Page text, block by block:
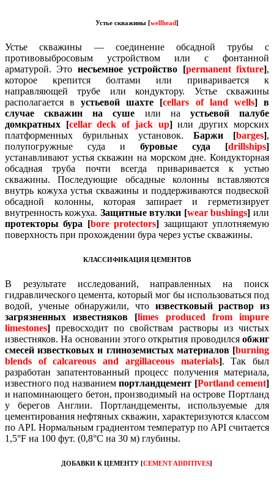
Устье скважины [wellhead]
Устье скважины — соединение обсадной трубы с
противовыбросовым устройством или с фонтанной
арматурой.Это несъемное устройство [permanent fixture],
которое крепится болтами или приваривается к
направляющей трубе или кондуктору. Устье скважины
располагается вустьевой шахте [cellars of land wells] в
случае скважин на суше или на устьевой палубе
домкратных [cellar deck of jack up]или других морских
платформенных бурильных установок. Баржи [barges],
полупогружные суда и буровые суда [drillships]
устанавливают устья скважин на морском дне. Кондукторная
обсадная труба почти всегда приваривается к устью
скважины.Последующие обсадные колонны вставляются
внутрь кожуха устья скважины и поддерживаются подвеской
обсадной колонны, которая запирает и герметизирует
внутренность кожуха. Защитные втулки [wear bushings] или
протекторы бура [bore protectors] защищают уплотняемую
поверхность при прохождении бура через устье скважины.
КЛАССИФИКАЦИЯ ЦЕМЕНТОВ
В результате исследований, направленных на поиск
гидравлического цемента, который мог бы использоваться под
водой, ученые обнаружили, что известковый раствор из
загрязненных известняков [limes produced from impure
limestones] превосходит по свойствам растворы из чистых
известняков.На основании этого открытия проводилсяобжиг
смесей известковых и глиноземистых материалов [burning
blends of calcareous and argillaceous materials]. Так был
разработан запатентованный процесс получения материала,
известного под названиемпортландцемент [Portland cement]
инапоминающего бетон, производимый на острове Портланд
у берегов Англии. Портландцементы, используемые для
цементирования нефтяных скважин, характеризуются классом
по АРI. Нормальным градиентом температур по АРI считается
1,5°F на 100 фут. (0,8°С на 30 м) глубины.
ДОБАВКИ К ЦЕМЕНТУ[CEMENT ADDITIVES]